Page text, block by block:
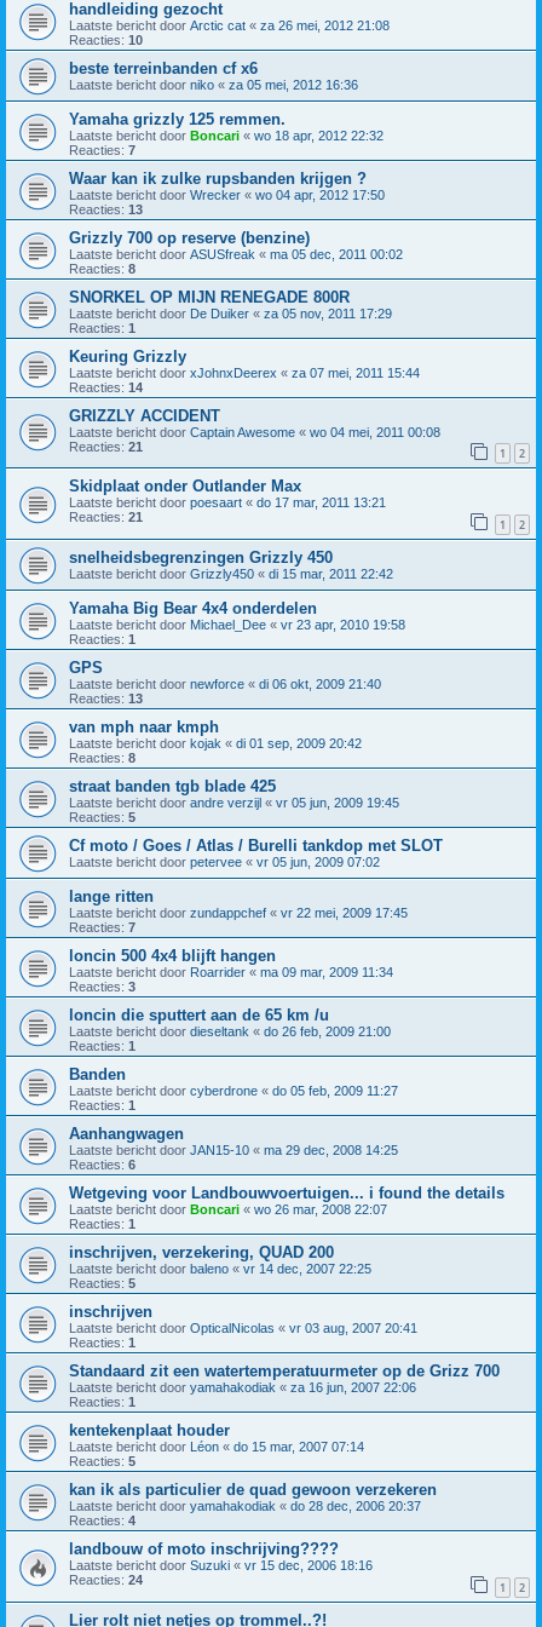
handleiding gezocht
Laatste bericht door Arctic cat « za 26 mei, 2012 21:08
Reacties: 10
beste terreinbanden cf x6
Laatste bericht door niko « za 05 mei, 2012 16:36
Yamaha grizzly 125 remmen.
Laatste bericht door Boncari « wo 18 apr, 2012 22:32
Reacties: 7
Waar kan ik zulke rupsbanden krijgen ?
Laatste bericht door Wrecker « wo 04 apr, 2012 17:50
Reacties: 13
Grizzly 700 op reserve (benzine)
Laatste bericht door ASUSfreak « ma 05 dec, 2011 00:02
Reacties: 8
SNORKEL OP MIJN RENEGADE 800R
Laatste bericht door De Duiker « za 05 nov, 2011 17:29
Reacties: 1
Keuring Grizzly
Laatste bericht door xJohnxDeerex « za 07 mei, 2011 15:44
Reacties: 14
GRIZZLY ACCIDENT
Laatste bericht door Captain Awesome « wo 04 mei, 2011 00:08
Reacties: 21 1 2
Skidplaat onder Outlander Max
Laatste bericht door poesaart « do 17 mar, 2011 13:21
Reacties: 21 1 2
snelheidsbegrenzingen Grizzly 450
Laatste bericht door Grizzly450 « di 15 mar, 2011 22:42
Yamaha Big Bear 4x4 onderdelen
Laatste bericht door Michael_Dee « vr 23 apr, 2010 19:58
Reacties: 1
GPS
Laatste bericht door newforce « di 06 okt, 2009 21:40
Reacties: 13
van mph naar kmph
Laatste bericht door kojak « di 01 sep, 2009 20:42
Reacties: 8
straat banden tgb blade 425
Laatste bericht door andre verzijl « vr 05 jun, 2009 19:45
Reacties: 5
Cf moto / Goes / Atlas / Burelli tankdop met SLOT
Laatste bericht door petervee « vr 05 jun, 2009 07:02
lange ritten
Laatste bericht door zundappchef « vr 22 mei, 2009 17:45
Reacties: 7
loncin 500 4x4 blijft hangen
Laatste bericht door Roarrider « ma 09 mar, 2009 11:34
Reacties: 3
loncin die sputtert aan de 65 km /u
Laatste bericht door dieseltank « do 26 feb, 2009 21:00
Reacties: 1
Banden
Laatste bericht door cyberdrone « do 05 feb, 2009 11:27
Reacties: 1
Aanhangwagen
Laatste bericht door JAN15-10 « ma 29 dec, 2008 14:25
Reacties: 6
Wetgeving voor Landbouwvoertuigen... i found the details
Laatste bericht door Boncari « wo 26 mar, 2008 22:07
Reacties: 1
inschrijven, verzekering, QUAD 200
Laatste bericht door baleno « vr 14 dec, 2007 22:25
Reacties: 5
inschrijven
Laatste bericht door OpticalNicolas « vr 03 aug, 2007 20:41
Reacties: 1
Standaard zit een watertemperatuurmeter op de Grizz 700
Laatste bericht door yamahakodiak « za 16 jun, 2007 22:06
Reacties: 1
kentekenplaat houder
Laatste bericht door Léon « do 15 mar, 2007 07:14
Reacties: 5
kan ik als particulier de quad gewoon verzekeren
Laatste bericht door yamahakodiak « do 28 dec, 2006 20:37
Reacties: 4
landbouw of moto inschrijving????
Laatste bericht door Suzuki « vr 15 dec, 2006 18:16
Reacties: 24 1 2
Lier rolt niet netjes op trommel..?!